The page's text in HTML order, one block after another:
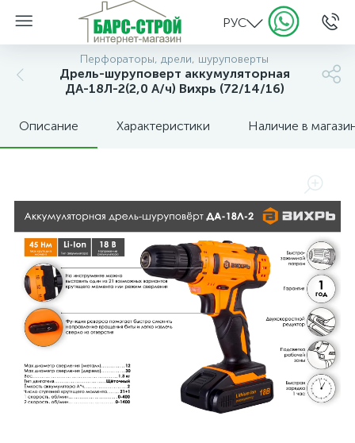
РУС
Перфораторы, дрели, шуруповерты
Дрель-шуруповерт аккумуляторная
ДА-18Л-2(2,0 А/ч) Вихрь (72/14/16)
Описание Характеристики Наличие в